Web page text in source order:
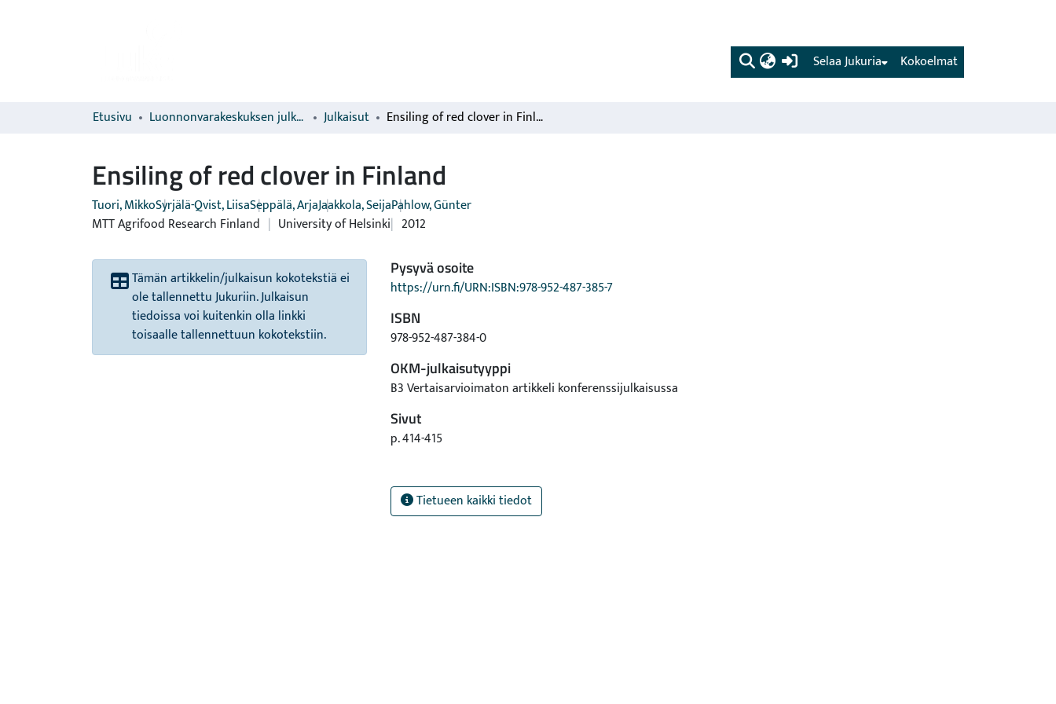
(current) Kokoelmat
Selaa Jukuria
Etusivu Luonnonvarakeskuksen julkaisut Julkaisut Ensiling of red clover in Finland
Ensiling of red clover in Finland
Tuori, MikkoSyrjälä-Qvist, LiisaSeppälä, ArjaJaakkola, SeijaPahlow, Günter
MTT Agrifood Research Finland | University of Helsinki 2012
Tämän artikkelin/julkaisun kokotekstiä ei
ole tallennettu Jukuriin. Julkaisun
tiedoissa voi kuitenkin olla linkki
toisaalle tallennettuun kokotekstiin.
Pysyvä osoite
https://urn.fi/URN:ISBN:978-952-487-385-7
ISBN
978-952-487-384-0
OKM-julkaisutyyppi
B3 Vertaisarvioimaton artikkeli konferenssijulkaisussa
Sivut
p. 414-415
Tietueen kaikki tiedot